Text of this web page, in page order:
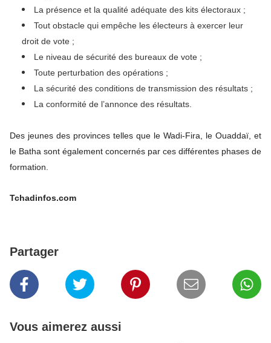
La présence et la qualité adéquate des kits électoraux ;
Tout obstacle qui empêche les électeurs à exercer leur
droit de vote ;
Le niveau de sécurité des bureaux de vote ;
Toute perturbation des opérations ;
La sécurité des conditions de transmission des résultats ;
La conformité de l’annonce des résultats.
Des jeunes des provinces telles que le Wadi-Fira, le Ouaddaï, et
le Batha sont également concernés par ces différentes phases de
formation.
Tchadinfos.com
Partager
Vous aimerez aussi